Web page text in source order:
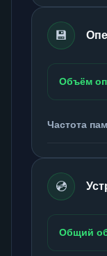
💾
Объём
Частота
💿
Общий